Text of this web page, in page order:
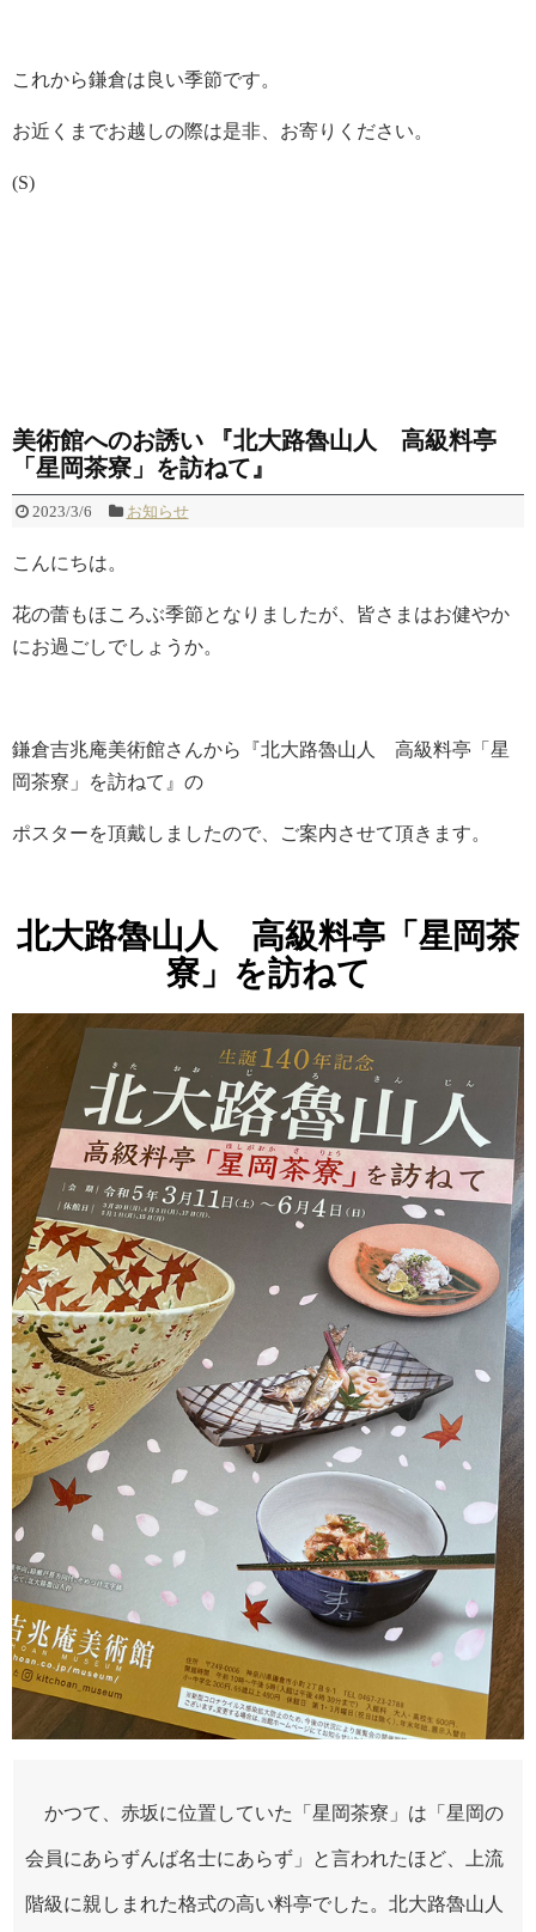
これから鎌倉は良い季節です。
お近くまでお越しの際は是非、お寄りください。
(S)
美術館へのお誘い 『北大路魯山人 高級料亭
「星岡茶寮」を訪ねて』
2023/3/6 お知らせ
こんにちは。
花の蕾もほころぶ季節となりましたが、皆さまはお健やか
にお過ごしでしょうか。
鎌倉吉兆庵美術館さんから『北大路魯山人 高級料亭「星
岡茶寮」を訪ねて』の
ポスターを頂戴しましたので、ご案内させて頂きます。
北大路魯山人 高級料亭「星岡茶
寮」を訪ねて
かつて、赤坂に位置していた「星岡茶寮」は「星岡の
会員にあらずんば名士にあらず」と言われたほど、上流
階級に親しまれた格式の高い料亭でした。北大路魯山人